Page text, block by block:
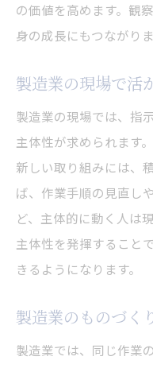
の価値を高めます。観
身の成長にもつながりま
製造業の現場で活
製造業の現場では、指
主体性が求められます
新しい取り組みには、
ば、作業手順の見直し
ど、主体的に動く人は
主体性を発揮すること
きるようになります。
製造業のものづく
製造業では、同じ作業